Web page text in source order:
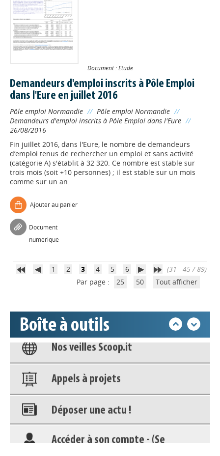
Document : Etude
Demandeurs d'emploi inscrits à Pôle Emploi
dans l'Eure en juillet 2016
Pôle emploi Normandie // Pôle emploi Normandie //
Demandeurs d'emploi inscrits à Pôle Emploi dans l'Eure //
26/08/2016
Fin juillet 2016, dans l'Eure, le nombre de demandeurs
d’emploi tenus de rechercher un emploi et sans activité
(catégorie A) s'établit à 32 320. Ce nombre est stable sur
trois mois (soit +10 personnes) ; il est stable sur un mois
comme sur un an.
Ajouter au panier
Document
numérique
1 2 3 4 5 6
(31 - 45 / 89)
Par page :
25 50 Tout afficher
Boîte à outils
Déposer une actu !
déconnecter)
Nos veilles Scoop.it
Accéder à son compte - (Se